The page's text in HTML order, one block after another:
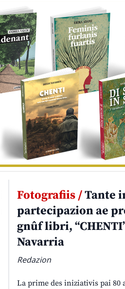
Fotografiis /Tante
partecipazion ae
gnûf libri,
Navarria
Redazion
La prime des iniziativis pai 80